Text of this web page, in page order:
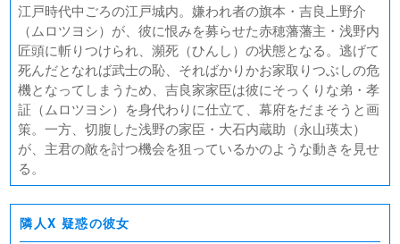
江戸時代中ごろの江戸城内。嫌われ者の旗本・吉良上野介
（ムロツヨシ）が、彼に恨みを募らせた赤穂藩藩主・浅野内
匠頭に斬りつけられ、瀕死（ひんし）の状態となる。逃げて
死んだとなれば武士の恥、そればかりかお家取りつぶしの危
機となってしまうため、吉良家家臣は彼にそっくりな弟・孝
証（ムロツヨシ）を身代わりに仕立て、幕府をだまそうと画
策。一方、切腹した浅野の家臣・大石内蔵助（永山瑛太）
が、主君の敵を討つ機会を狙っているかのような動きを見せ
る。
隣人X 疑惑の彼女